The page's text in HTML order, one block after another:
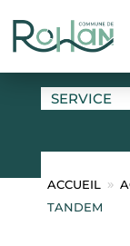
SERVICE
ACCUEIL 9
TANDEM